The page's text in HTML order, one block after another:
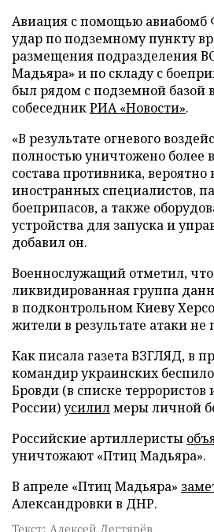
Авиация с помощью авиабомб
удар по подземному пункту
размещения подразделения
Мадьяра» и по складу с
был рядом с подземной базой
собеседникРИА «Новости».
«В результате огневого
полностью уничтожено более
состава противника, вероятно
иностранных специалистов,
боеприпасов, а также
устройства для запуска и
добавил он.
Военнослужащий отметил, что
ликвидированная группа
в подконтрольном Киеву
жители в результате атаки не
Как писала газета ВЗГЛЯД, в
командир украинских
Бровди (в списке террористов
России)усилилмеры личной
Российские артиллеристы
уничтожают «Птиц Мадьяра».
В апреле «Птиц Мадьяра»
Александровки в ДНР.
Текст: Алексей Дегтярёв